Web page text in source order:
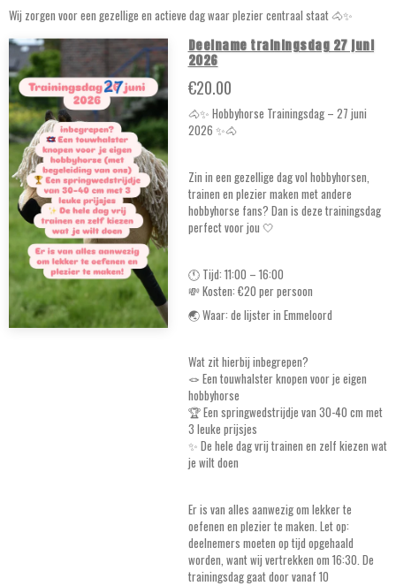
Wij zorgen voor een gezellige en actieve dag waar plezier centraal staat 🐴✨
Deelname trainingsdag 27 juni
2026
€20.00
🐴✨ Hobbyhorse Trainingsdag – 27 juni
2026 ✨🐴
Zin in een gezellige dag vol hobbyhorsen,
trainen en plezier maken met andere
hobbyhorse fans? Dan is deze trainingsdag
perfect voor jou 🤍
🕚 Tijd: 11:00 – 16:00
💸 Kosten: €20 per persoon
🌏 Waar: de lijster in Emmeloord
Wat zit hierbij inbegrepen?
🪢 Een touwhalster knopen voor je eigen
hobbyhorse
🏆 Een springwedstrijdje van 30-40 cm met
3 leuke prijsjes
✨ De hele dag vrij trainen en zelf kiezen wat
je wilt doen
Er is van alles aanwezig om lekker te
oefenen en plezier te maken. Let op:
deelnemers moeten op tijd opgehaald
worden, want wij vertrekken om 16:30. De
trainingsdag gaat door vanaf 10